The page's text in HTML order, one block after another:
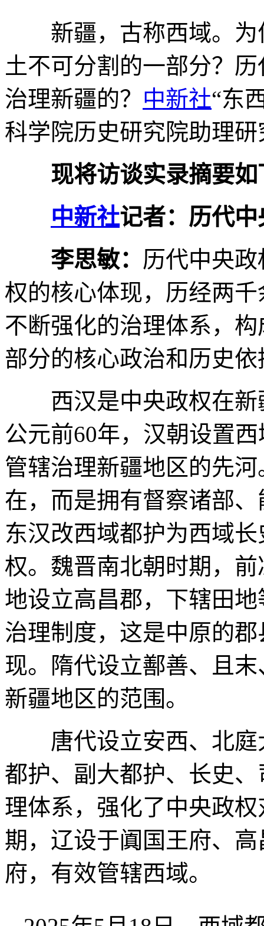
新疆，古称西域。为
土不可分割的一部分？
治理新疆的？ 中新社“东
科学院历史研究院助理
现将访谈实录摘要如
中新社记者：历代
李思敏： 历代中央
权的核心体现，历经两
不断强化的治理体系，
部分的核心政治和历史依
西汉是中央政权在新
公元前60年，汉朝设置
管辖治理新疆地区的先
在，而是拥有督察诸部
东汉改西域都护为西域
权。魏晋南北朝时期，
地设立高昌郡，下辖田
治理制度，这是中原的
现。隋代设立鄯善、且
新疆地区的范围。
唐代设立安西、北庭
都护、副大都护、长史
理体系，强化了中央政
期，辽设于阗国王府、
府，有效管辖西域。